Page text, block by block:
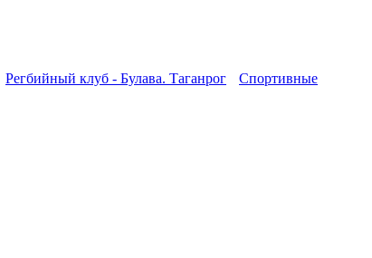
Регбийный клуб - Булава. Таганрог
Спортивные